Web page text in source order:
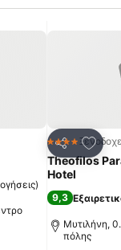
)
Κοινοποίηση
4 Αστέρια
Theofilos
Hotel
9,3
Μυτιλήνη,
πόλης